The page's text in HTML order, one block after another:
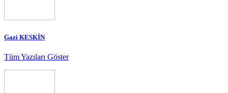
Gazi KESKİN
Tüm Yazıları Göster